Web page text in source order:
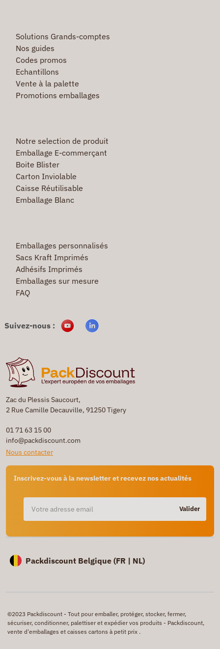
Zac du Plessis Saucourt,
2 Rue Camille Decauville, 91250 Tigery
01 71 63 15 00
info@packdiscount.com
Nous contacter
Inscrivez-vous à la newsletter et recevez nos actualités
Valider
Solutions Grands-comptes
Nos guides
Codes promos
Echantillons
Vente à la palette
Promotions emballages
Notre selection de produit
Emballage E-commerçant
Boite Blister
Carton Inviolable
Caisse Réutilisable
Emballage Blanc
Emballages personnalisés
Sacs Kraft Imprimés
Adhésifs Imprimés
Emballages sur mesure
FAQ
Suivez-nous :
Packdiscount Belgique (FR | NL)
©2023 Packdiscount - Tout pour emballer, protéger, stocker, fermer,
sécuriser, conditionner, palettiser et expédier vos produits - Packdiscount,
vente d'emballages et caisses cartons à petit prix .